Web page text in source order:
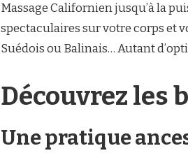
Massage Californien jusqu’à la
spectaculaires sur votre corps et
Suédois ou Balinais… Autant
Découvrez les
Une pratique